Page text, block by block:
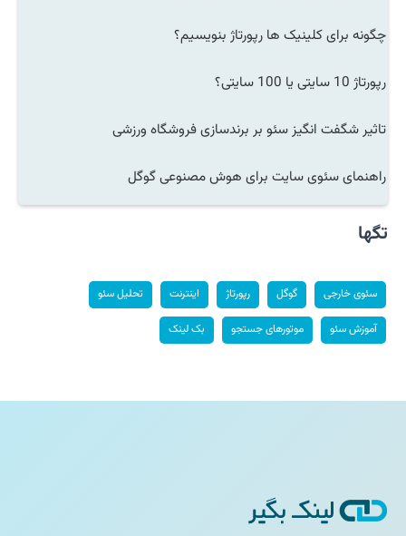
چگونه برای کلینیک ها رپورتاژ بنویسیم؟
رپورتاژ 10 سایتی یا 100 سایتی؟
تاثیر شگفت انگیز سئو بر برندسازی فروشگاه ورزشی
راهنمای سئوی سایت برای هوش مصنوعی گوگل
تگها
سئوی خارجی گوگل رپورتاژ اینترنت تحلیل سئو
آموزش سئو موتورهای جستجو بک لینک